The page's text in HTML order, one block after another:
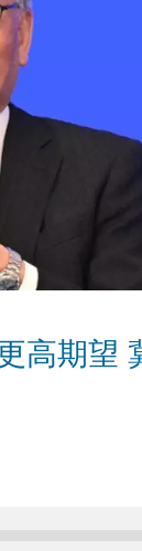
高期望